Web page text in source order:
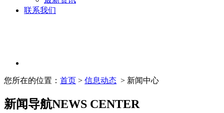
联系我们
您所在的位置： 首页 > 信息动态 > 新闻中心
新闻导航NEWS CENTER